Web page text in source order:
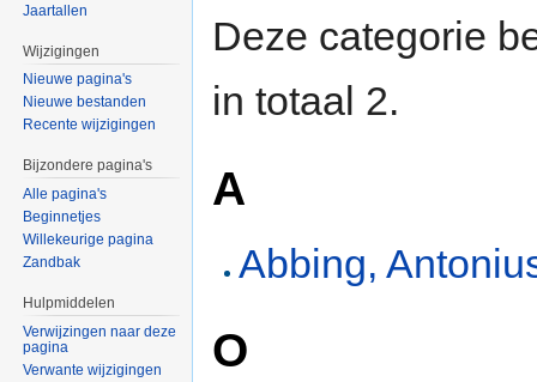
Deze categorie
in totaal 2.
A
Abbing,
O
Jaartallen
Wijzigingen
Nieuwe pagina's
Nieuwe bestanden
Recente wijzigingen
Bijzondere pagina's
Alle pagina's
Beginnetjes
Willekeurige pagina
Zandbak
Hulpmiddelen
Verwijzingen naar deze
pagina
Verwante wijzigingen